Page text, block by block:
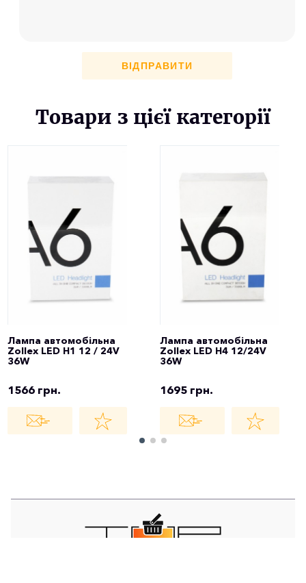
ВІДПРАВИТИ
Товари з цієї категорії
Лампа автомобільна
Zollex LED H1 12 / 24V
36W
1566 грн.
Лампа автомобільна
Zollex LED H4 12/24V
36W
1695 грн.